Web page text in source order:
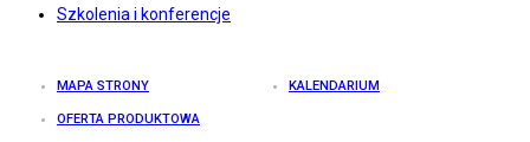
Szkolenia i konferencje
MAPA STRONY KALENDARIUM
OFERTA PRODUKTOWA